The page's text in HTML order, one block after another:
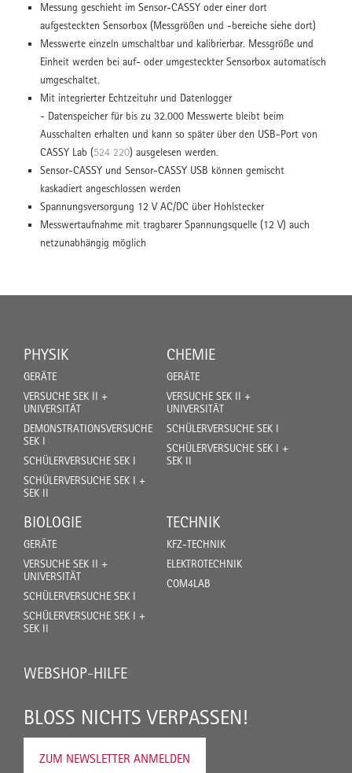
Messung geschieht im Sensor-CASSY oder einer dort
aufgesteckten Sensorbox (Messgrößen und -bereiche siehe dort)
Messwerte einzeln umschaltbar und kalibrierbar. Messgröße und
Einheit werden bei auf- oder umgesteckter Sensorbox automatisch
umgeschaltet.
Mit integrierter Echtzeituhr und Datenlogger
- Datenspeicher für bis zu 32.000 Messwerte bleibt beim
Ausschalten erhalten und kann so später über den USB-Port von
CASSY Lab (524 220) ausgelesen werden.
Sensor-CASSY und Sensor-CASSY USB können gemischt
kaskadiert angeschlossen werden
Spannungsversorgung 12 V AC/DC über Hohlstecker
Messwertaufnahme mit tragbarer Spannungsquelle (12 V) auch
netzunabhängig möglich
PHYSIK
GERÄTE
VERSUCHE SEK II +
UNIVERSITÄT
DEMONSTRATIONSVERSUCHE
SEK I
SCHÜLERVERSUCHE SEK I
SCHÜLERVERSUCHE SEK I +
SEK II
CHEMIE
GERÄTE
VERSUCHE SEK II +
UNIVERSITÄT
SCHÜLERVERSUCHE SEK I
SCHÜLERVERSUCHE SEK I +
SEK II
BIOLOGIE
GERÄTE
VERSUCHE SEK II +
UNIVERSITÄT
SCHÜLERVERSUCHE SEK I
SCHÜLERVERSUCHE SEK I +
SEK II
TECHNIK
KFZ-TECHNIK
ELEKTROTECHNIK
COM4LAB
WEBSHOP-HILFE
BLOSS NICHTS VERPASSEN!
ZUM NEWSLETTER ANMELDEN